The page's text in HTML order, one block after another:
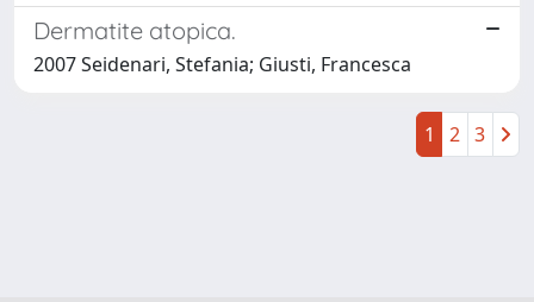
Dermatite atopica.
2007 Seidenari, Stefania; Giusti, Francesca
1 2 3